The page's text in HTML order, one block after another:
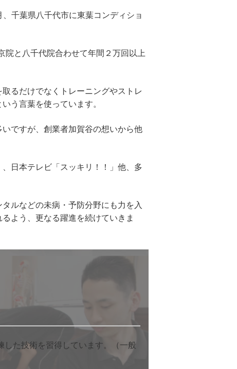
千葉県八千代市に東葉コンディショ
院と八千代院合わせて年間２万回以上
るだけでなくトレーニングやストレ
う言葉を使っています。
ですが、創業者加賀谷の想いから他
日本テレビ「スッキリ！！」他、多
ルなどの未病・予防分野にも力を入
よう、更なる躍進を続けていきま
た技術を習得しています。（一般